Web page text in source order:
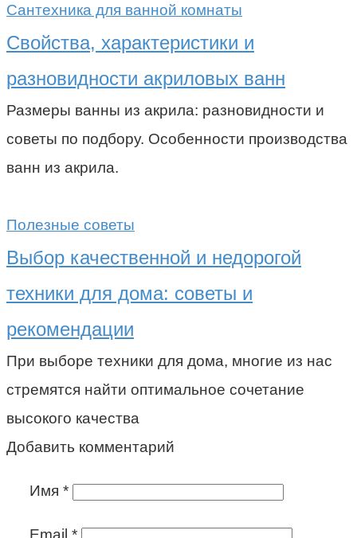
Сантехника для ванной комнаты
Свойства, характеристики и
разновидности акриловых ванн
Размеры ванны из акрила: разновидности и
советы по подбору. Особенности производства
ванн из акрила.
Полезные советы
Выбор качественной и недорогой
техники для дома: советы и
рекомендации
При выборе техники для дома, многие из нас
стремятся найти оптимальное сочетание
высокого качества
Добавить комментарий
Имя *
Email *